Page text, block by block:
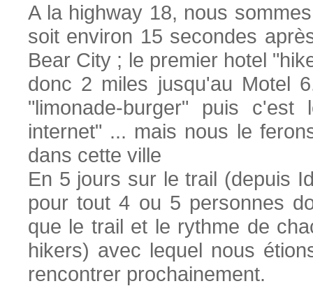
A la highway 18, nous
soit environ 15 secondes
Bear City ; le premier hotel
donc 2 miles jusqu'au Motel
"limonade-burger" puis c'est
internet" ... mais nous le
dans cette ville
En 5 jours sur le trail (depuis
pour tout 4 ou 5 personnes
que le trail et le rythme de
hikers) avec lequel nous
rencontrer prochainement.